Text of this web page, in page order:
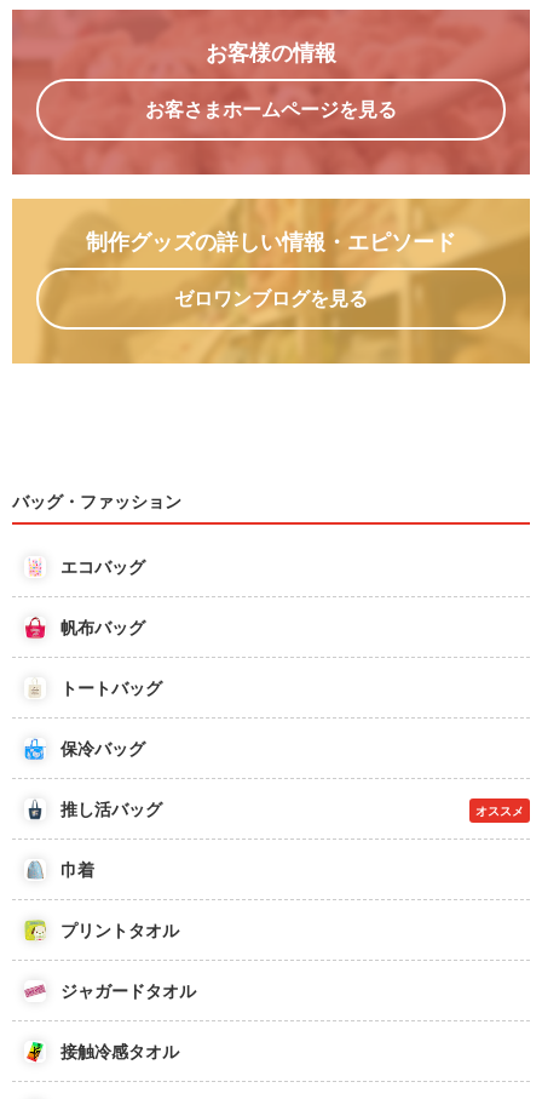
お客様の情報
お客さまホームページを見る
制作グッズの詳しい情報 ・エピソード
ゼロワンブログを見る
バッグ・ファッション
エコバッグ
帆布バッグ
トートバッグ
保冷バッグ
推し活バッグ オススメ
巾着
プリントタオル
ジャガードタオル
接触冷感タオル